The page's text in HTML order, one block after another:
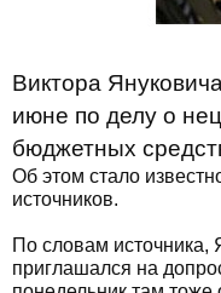
Виктора
июне по делу о
бюджетных
Об этом стало
источников.
По словам
приглашался на